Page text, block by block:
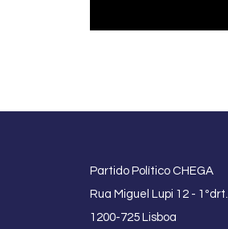
Partido Político CHEGA
Rua Miguel Lupi 12 - 1ºdrt.
1200-725 Lisboa